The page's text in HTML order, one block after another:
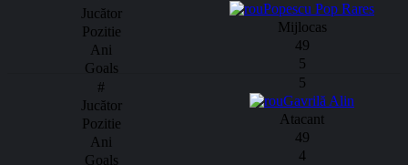
Popescu Pop Rares
Mijlocas
49
5
5
Gavrilă Alin
Atacant
49
4